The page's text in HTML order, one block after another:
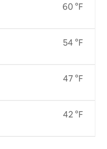
60 °F
54 °F
47 °F
42 °F